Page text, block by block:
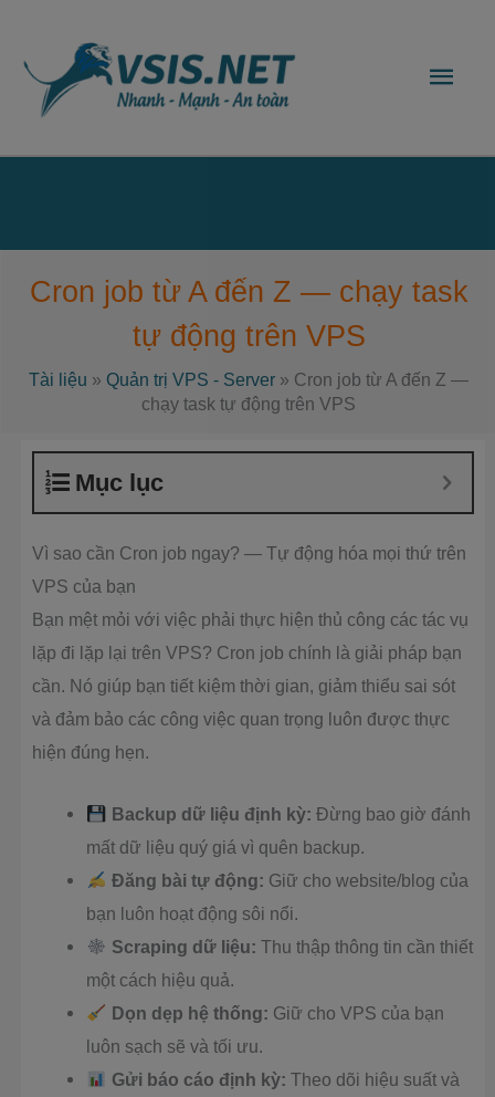
của
đầu
trang
Cron job từ A đến Z — chạy task
tự động trên VPS
Tài liệu » Quản trị VPS - Server » Cron job từ A đến Z —
chạy task tự động trên VPS
Mục lục
Vì sao cần Cron job ngay? — Tự động hóa mọi thứ trên
VPS của bạn
Bạn mệt mỏi với việc phải thực hiện thủ công các tác vụ
lặp đi lặp lại trên VPS? Cron job chính là giải pháp bạn
cần. Nó giúp bạn tiết kiệm thời gian, giảm thiểu sai sót
và đảm bảo các công việc quan trọng luôn được thực
hiện đúng hẹn.
Backup dữ liệu định kỳ: Đừng bao giờ đánh
mất dữ liệu quý giá vì quên backup.
Đăng bài tự động: Giữ cho website/blog của
bạn luôn hoạt động sôi nổi.
Scraping dữ liệu: Thu thập thông tin cần thiết
một cách hiệu quả.
Dọn dẹp hệ thống: Giữ cho VPS của bạn
luôn sạch sẽ và tối ưu.
Gửi báo cáo định kỳ: Theo dõi hiệu suất và